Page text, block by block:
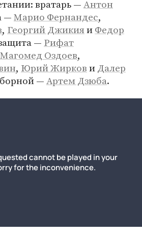
вратарь —Антон
—Марио Фернандес,
, Георгий ДжикияиФедор
— Рифат
Магомед Оздоев,
, Юрий ЖирковиДалер
—Артем Дзюба.